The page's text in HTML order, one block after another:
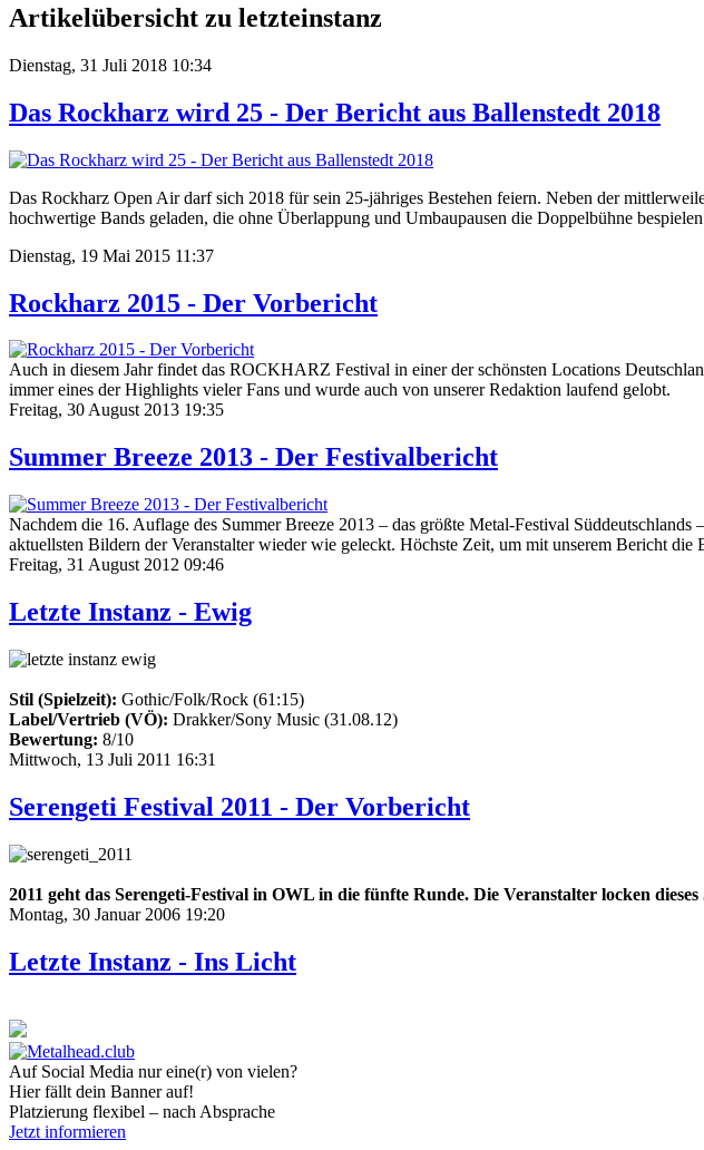
Artikelübersicht zu letzteinstanz
Dienstag, 31 Juli 2018 10:34
Das Rockharz wird 25 - Der Bericht aus Ballenstedt 2018
Das Rockharz Open Air darf sich 2018 für sein 25-jähriges Bestehen feiern. Neben der
hochwertige Bands geladen, die ohne Überlappung und Umbaupausen die Doppelbühne
Dienstag, 19 Mai 2015 11:37
Rockharz 2015 - Der Vorbericht
Auch in diesem Jahr findet das ROCKHARZ Festival in einer der schönsten Locations
immer eines der Highlights vieler Fans und wurde auch von unserer Redaktion laufend gelobt.
Freitag, 30 August 2013 19:35
Summer Breeze 2013 - Der Festivalbericht
Nachdem die 16. Auflage des Summer Breeze 2013 – das größte Metal-Festival
aktuellsten Bildern der Veranstalter wieder wie geleckt. Höchste Zeit, um mit unserem Bericht
Freitag, 31 August 2012 09:46
Letzte Instanz - Ewig
Stil (Spielzeit): Gothic/Folk/Rock (61:15)
Label/Vertrieb (VÖ): Drakker/Sony Music (31.08.12)
Bewertung: 8/10
Mittwoch, 13 Juli 2011 16:31
Serengeti Festival 2011 - Der Vorbericht
2011 geht das Serengeti-Festival in OWL in die fünfte Runde. Die Veranstalter locken
Montag, 30 Januar 2006 19:20
Letzte Instanz - Ins Licht
Auf Social Media nur eine(r) von vielen?
Hier fällt dein Banner auf!
Platzierung flexibel – nach Absprache
Jetzt informieren